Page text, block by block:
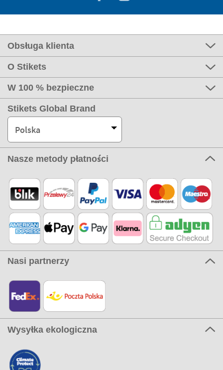
Obsługa klienta
O Stikets
W 100 % bezpieczne
Stikets Global Brand
Polska
Nasze metody płatności
Nasi partnerzy
Wysyłka ekologiczna